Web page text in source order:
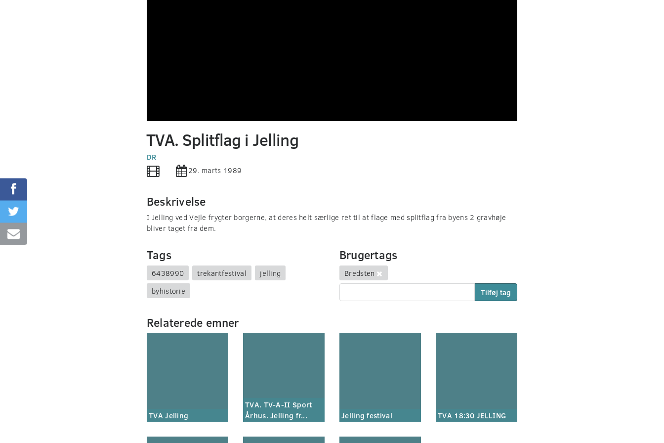
0
seconds
90%
TVA. Splitflag i Jelling
DR
29. marts 1989
Beskrivelse
I Jelling ved Vejle frygter borgerne, at deres helt særlige ret til at flage med splitflag fra byens 2 gravhøje
bliver taget fra dem.
Tags
6438990 trekantfestival
jelling
byhistorie
Brugertags
Bredsten
Tilføj tag
Relaterede emner
TVA Jelling
TVA. TV-A-II Sport
Århus. Jelling fr...
Jelling festival TVA 18:30 JELLING